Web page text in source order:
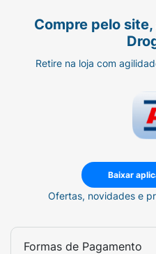
Compre pelo
Retire na loja com
Baixar
Ofertas, novidades e
Formas de Pagamento